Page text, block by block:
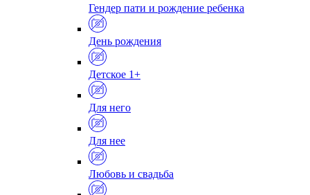
Гендер пати и рождение ребенка
День рождения
Детское 1+
Для него
Для нее
Любовь и свадьба